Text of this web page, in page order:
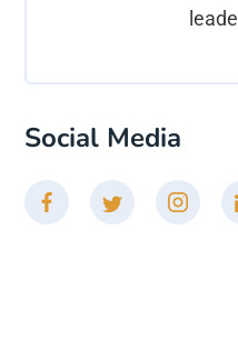
Social Media